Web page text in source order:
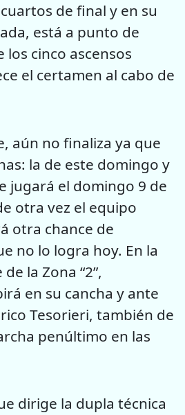
de final y en su
está a punto de
cinco ascensos
el certamen al cabo de
aún no finaliza ya que
la de este domingo y
jugará el domingo 9 de
otra vez el equipo
otra chance de
no lo logra hoy. En la
la Zona “2”,
en su cancha y ante
Tesorieri, también de
penúltimo en las
dirige la dupla técnica